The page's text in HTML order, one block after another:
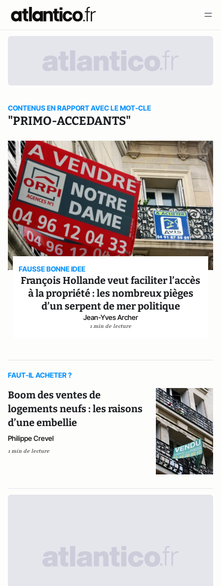
CONTENUS EN RAPPORT AVEC LE MOT-CLE
"PRIMO-ACCEDANTS"
FAUSSE BONNE IDEE
François Hollande veut faciliter l’accès
à la propriété : les nombreux pièges
d’un serpent de mer politique
Jean-Yves Archer
1 min de lecture
FAUT-IL ACHETER ?
Boom des ventes de
logements neufs : les raisons
d’une embellie
Philippe Crevel
1 min de lecture